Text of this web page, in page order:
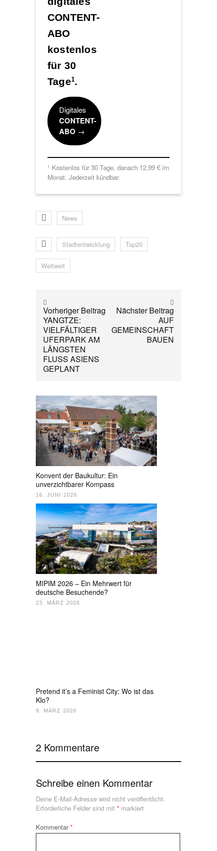
CONTENT-
ABO
kostenlos
für 30
Tage1.
Digitales
CONTENT-
ABO →
1 Kostenlos für 30 Tage, danach 12,99 € im
Monat. Jederzeit kündbar.
News
Stadtentwicklung Top20
Weltweit
Vorheriger Beitrag
YANGTZE:
VIELFÄLTIGER
UFERPARK AM
LÄNGSTEN
FLUSS ASIENS
GEPLANT
Nächster Beitrag
AUF
GEMEINSCHAFT
BAUEN
Konvent der Baukultur: Ein
unverzichtbarer Kompass
16. JUNI 2026
MIPIM 2026 – Ein Mehrwert für
deutsche Besuchende?
23. MÄRZ 2026
Pretend it’s a Feminist City: Wo ist das
Klo?
9. MÄRZ 2026
2 Kommentare
Schreibe einen Kommentar
Deine E-Mail-Adresse wird nicht veröffentlicht.
Erforderliche Felder sind mit * markiert
Kommentar*